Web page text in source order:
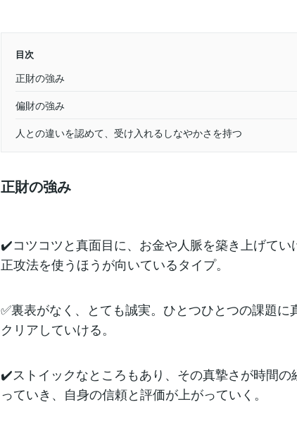
目次
正財の強み
偏財の強み
人との違いを認めて、受け入れるしなやかさを持つ
正財の強み
✔️コツコツと真面目に、お金や人脈を築き上げてい
正攻法を使うほうが向いているタイプ。
✅裏表がなく、とても誠実。ひとつひとつの課題に
クリアしていける。
✔️ストイックなところもあり、その真摯さが時間の
っていき、自身の信頼と評価が上がっていく。